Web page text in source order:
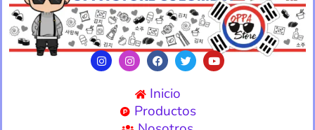
Inicio
Productos